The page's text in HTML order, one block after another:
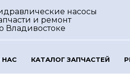
насосы
и ремонт
Владивостоке
НАС КАТАЛОГ ЗАПЧАСТЕЙ